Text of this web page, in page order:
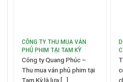
CÔNG TY THU MUA VÁN
PHỦ PHIM TẠI TAM KỲ
Công ty Quang Phúc –
Thu mua ván phủ phim tại
Tam Kỳ là lựa [...]